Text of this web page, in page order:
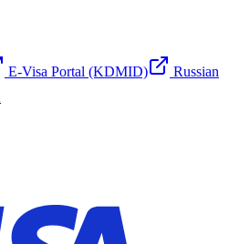
E-Visa Portal (KDMID)
Russian